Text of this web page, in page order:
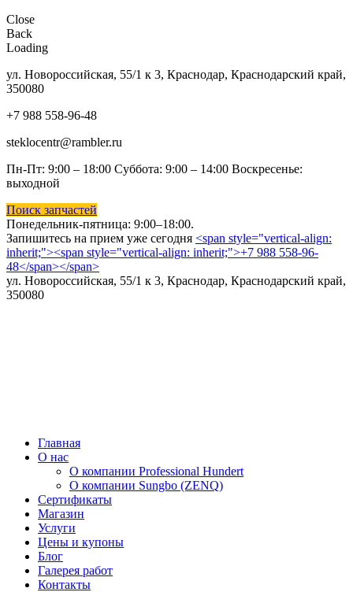
Close
Back
Loading
ул. Новороссийская, 55/1 к 3, Краснодар, Краснодарский край,
350080
+7 988 558-96-48
steklocentr@rambler.ru
Пн-Пт: 9:00 – 18:00 Суббота: 9:00 – 14:00 Воскресенье:
выходной
Поиск запчастей
Понедельник-пятница: 9:00–18:00.
Запишитесь на прием уже сегодня <span style="vertical-align:
inherit;"><span style="vertical-align: inherit;">+7 988 558-96-
48</span></span>
ул. Новороссийская, 55/1 к 3, Краснодар, Краснодарский край,
350080
Главная
О нас
О компании Professional Hundert
О компании Sungbo (ZENQ)
Сертификаты
Магазин
Услуги
Цены и купоны
Блог
Галерея работ
Контакты